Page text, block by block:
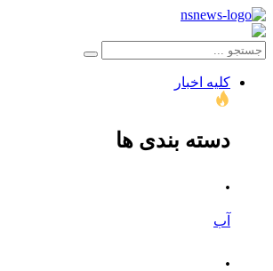
کلیه اخبار
دسته بندی ها
.
آب
.